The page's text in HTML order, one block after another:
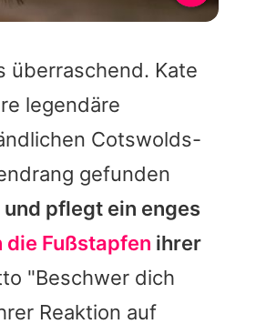
überraschend. Kate
legendäre
Cotswolds-
gefunden
pflegt ein enges
die Fußstapfen ihrer
"Beschwer dich
Reaktion auf